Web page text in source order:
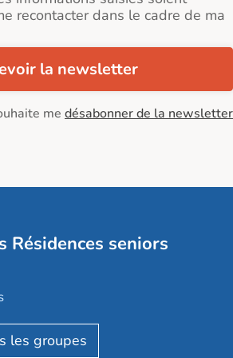
recontacter dans le cadre de ma
la newsletter
me désabonner de la newsletter
Résidences seniors